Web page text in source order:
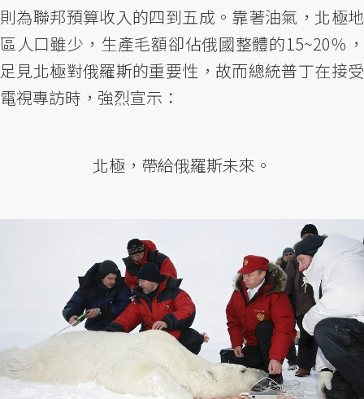
則為聯邦預算收入的四到五成。靠著油氣，北極地
區人口雖少，生產毛額卻佔俄國整體的15~20％，
足見北極對俄羅斯的重要性，故而總統普丁在接受
電視專訪時，強烈宣示：
北極，帶給俄羅斯未來。